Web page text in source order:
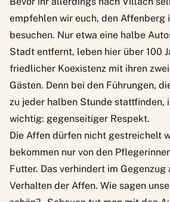
empfehlen wir euch, den Affenberg
besuchen. Nur etwa eine halbe
Stadt entfernt, leben hier über 100
friedlicher Koexistenz mit ihren
Gästen. Denn bei den Führungen,
zu jeder halben Stunde stattfinden,
wichtig: gegenseitiger Respekt.
Die Affen dürfen nicht gestreichelt
bekommen nur von den
Futter. Das verhindert im
Verhalten der Affen. Wie sagen